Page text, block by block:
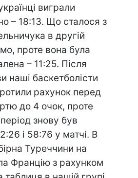
виграли
– 18:13. Що сталося з
в другій
проте вона була
– 11:25. Після
наші баскетболісти
рахунок перед
до 4 очок, проте
знову був
і 58:76 у матчі. В
Туреччини на
Францію з рахунком